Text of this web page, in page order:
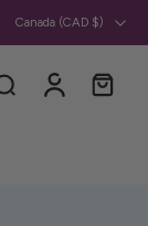
forfaitaires
Canada ‎(CAD $)‎